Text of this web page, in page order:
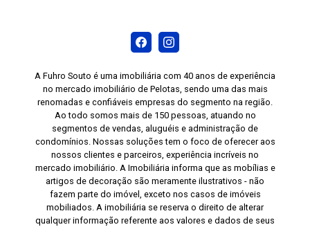
A Fuhro Souto é uma imobiliária com 40 anos de experiência
no mercado imobiliário de Pelotas, sendo uma das mais
renomadas e confiáveis empresas do segmento na região.
Ao todo somos mais de 150 pessoas, atuando no
segmentos de vendas, aluguéis e administração de
condomínios. Nossas soluções tem o foco de oferecer aos
nossos clientes e parceiros, experiência incríveis no
mercado imobiliário. A Imobiliária informa que as mobílias e
artigos de decoração são meramente ilustrativos - não
fazem parte do imóvel, exceto nos casos de imóveis
mobiliados. A imobiliária se reserva o direito de alterar
qualquer informação referente aos valores e dados de seus